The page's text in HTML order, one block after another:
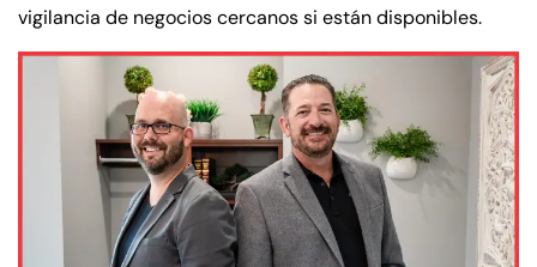
vigilancia de negocios cercanos si están disponibles.